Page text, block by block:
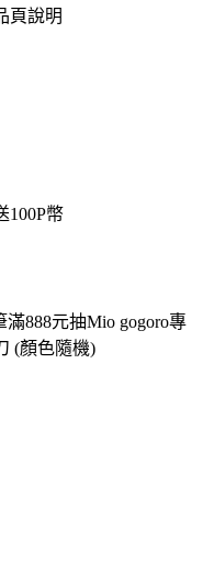
頁說明
100P幣
滿888元抽Mio gogoro專
(顏色隨機)